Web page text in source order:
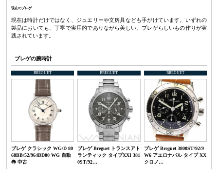
現在のブレゲ
現在は時計だけではなく、ジュエリーや文房具なども手がけています。いずれの
製品においても、丁寧で実用的でありながら美しい、ブレゲらしいもの作りが実
践されています。
ブレゲの腕時計
BREGUET
ブレゲ クラシック WG/D 80
68BB/52/964DD00 WG 自動
巻 中古
BREGUET
ブレゲ Breguet トランスアト
ランティック タイプXXI 381
0ST/92…
BREGUET
ブレゲ Breguet 3800ST/92/9
W6 アエロナバル タイプ XX
クロノ…